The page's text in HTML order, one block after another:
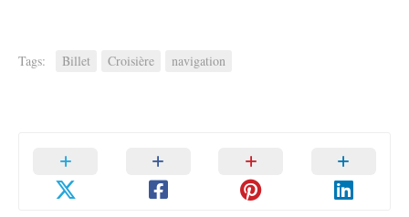
Tags: Billet Croisière navigation